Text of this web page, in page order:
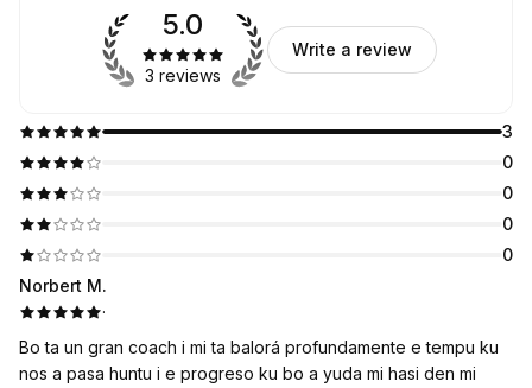
3
0
0
0
0
5.0
3 reviews
Write a review
Norbert M.
·
Bo ta un gran coach i mi ta balorá profundamente e tempu ku
nos a pasa huntu i e progreso ku bo a yuda mi hasi den mi